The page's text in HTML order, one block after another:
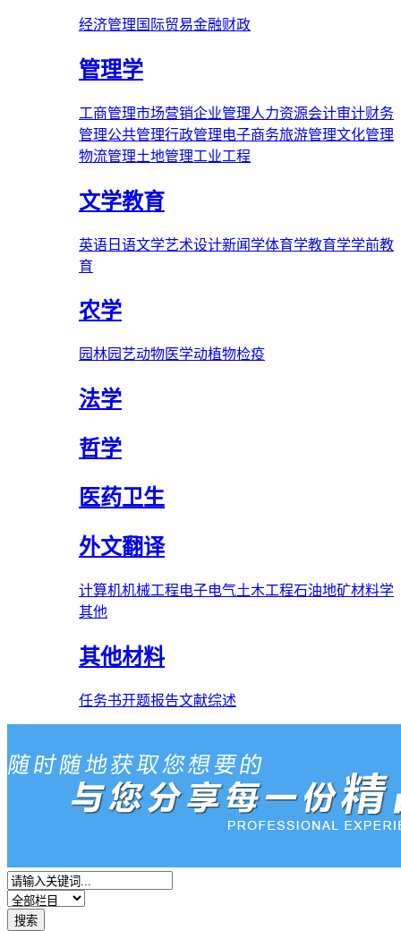
经济管理 国际贸易金融财政
管理学
工商管理市场营销企业管理人力资源会计审计财务
管理公共管理行政管理电子商务旅游管理文化管理
物流管理土地管理工业工程
文学教育
英语 日语文学艺术设计新闻学体育学教育学学前教
育
农学
园林园艺动物医学动植物检疫
法学
哲学
医药卫生
外文翻译
计算机机械工程电子电气土木工程石油地矿材料学
其他
其他材料
任务书开题报告文献综述